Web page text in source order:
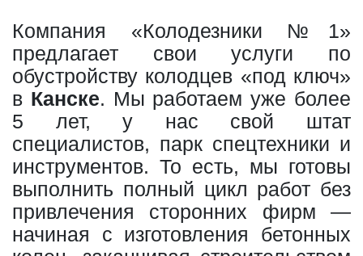
Компания «Колодезники №1»
предлагает свои услуги по
обустройству колодцев «под ключ»
в Канске. Мы работаем уже более
5 лет, у нас свой штат
специалистов, парк спецтехники и
инструментов. То есть, мы готовы
выполнить полный цикл работ без
привлечения сторонних фирм —
начиная с изготовления бетонных